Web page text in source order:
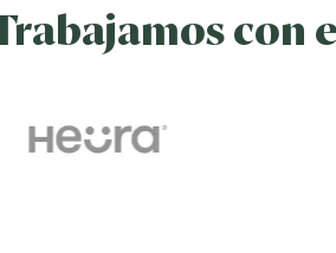
con